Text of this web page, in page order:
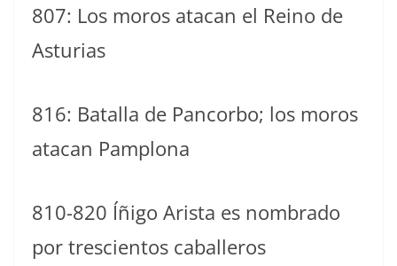
807: Los moros atacan el Reino de
Asturias
816: Batalla de Pancorbo; los moros
atacan Pamplona
810-820 Íñigo Arista es nombrado
por trescientos caballeros